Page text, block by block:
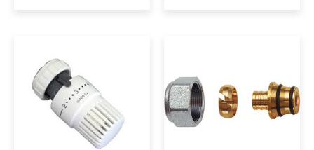
različic.
Možnosti
3,99 €
do
4,27 €
več